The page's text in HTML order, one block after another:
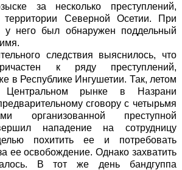
за несколько преступлений,
Северной Осетии. При
у него был обнаружен поддельный
следствия выяснилось, что
к ряду преступлений,
в Республике Ингушетии. Так, летом
рынке в Назрани
сговору с четырьмя
организованной преступной
нападение на сотрудницу
похитить ее и потребовать
ее освобождение. Однако захватить
В тот же день бандгуппа